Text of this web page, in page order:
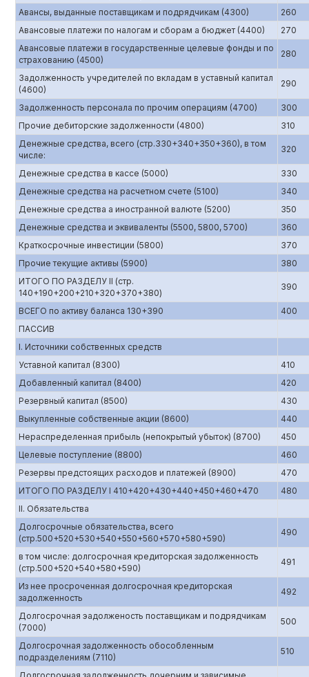
Авансы, выданные поставщикам и подрядчикам (4300)
260
Авансовые платежи по налогам и сборам а бюджет (4400)
270
Авансовые платежи в государственные целевые фонды и по
страхованию (4500)
280
Задолженность учредителей по вкладам в уставный капитал
(4600)
290
Задолженность персонала по прочим операциям (4700)
300
Прочие дебиторские задолженности (4800)
310
Денежные средства, всего (стр.330+340+350+360), в том
числе:
320
Денежные средства в кассе (5000)
330
Денежные средства на расчетном счете (5100)
340
Денежные средства а иностранной валюте (5200)
350
Денежные средства и эквиваленты (5500, 5800, 5700)
360
Краткосрочные инвестиции (5800)
370
Прочие текущие активы (5900)
380
ИТОГО ПО РАЗДЕЛУ II (стр.
140+190+200+210+320+370+380)
390
ВСЕГО по активу баланса 130+390
400
ПАССИВ
I. Источники собственных средств
Уставной капитал (8300)
410
Добавленный капитал (8400)
420
Резервный капитал (8500)
430
Выкупленные собственные акции (8600)
440
Нераспределенная прибыль (непокрытый убыток) (8700)
450
Целевые поступление (8800)
460
Резервы предстоящих расходов и платежей (8900)
470
ИТОГО ПО РАЗДЕЛУ I 410+420+430+440+450+460+470
480
II. Обязательства
Долгосрочные обязательства, всего
(стр.500+520+530+540+550+560+570+580+590)
490
в том числе: долгосрочная кредиторская задолженность
(стр.500+520+540+580+590)
491
Из нее просроченная долгосрочная кредиторская
задолженность
492
Долгосрочная эадолженость поставщикам и подрядчикам
(7000)
500
Долгосрочная задолженность обособленным
подразделениям (7110)
510